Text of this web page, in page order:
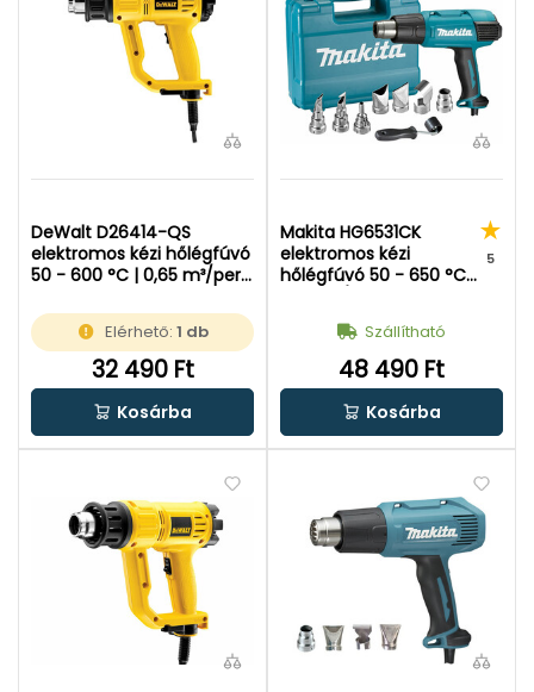
DeWalt D26414-QS
elektromos kézi hőlégfúvó
50 - 600 °C | 0,65 m³/perc
Kartondobozban
Elérhető: 1 db
32 490 Ft
Kosárba
Makita HG6531CK
elektromos kézi
hőlégfúvó 50 - 650 °C |
Kofferben
5
Szállítható
48 490 Ft
Kosárba